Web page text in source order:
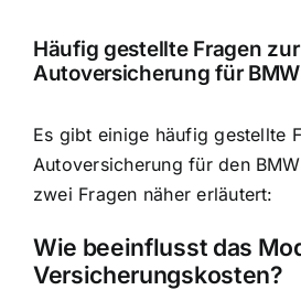
Häufig gestellte Fragen zur
Autoversicherung für
Es gibt einige häufig gestellte
Autoversicherung für den
zwei Fragen näher erläutert:
Wie beeinflusst das
Versicherungskosten?